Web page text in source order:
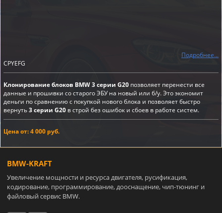
Подробнее...
CPYEFG
Клонирование блоков BMW 3 серии G20 позволяет перенести все
данные и прошивки со старого ЭБУ на новый или б/у. Это экономит
деньги по сравнению с покупкой нового блока и позволяет быстро
вернуть3 серии G20 в строй без ошибок и сбоев в работе систем.
Цена от: 4 000 руб.
BMW-KRAFT
Увеличение мощности и ресурса двигателя, русификация,
кодирование, программирование, дооснащение, чип-тюнинг и
файловый сервис BMW.